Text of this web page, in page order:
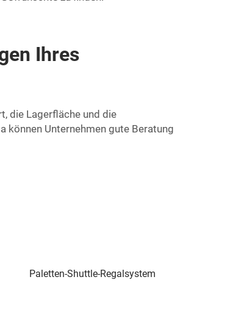
Ihres
die Lagerfläche und die
können Unternehmen gute Beratung
Paletten-Shuttle-Regalsystem